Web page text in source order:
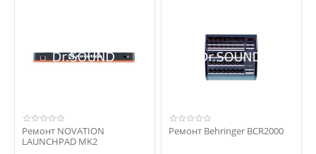
Ремонт NOVATION
LAUNCHPAD MK2
Ремонт Behringer BCR2000